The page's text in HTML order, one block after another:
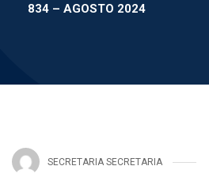
834 – AGOSTO 2024
SECRETARIA SECRETARIA